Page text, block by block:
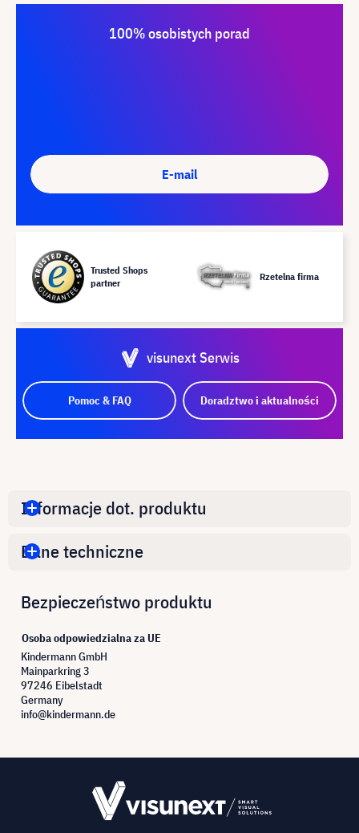
100% osobistych porad
E-mail
Trusted Shops
partner
Rzetelna firma
visunext Serwis
Pomoc & FAQ Doradztwo i aktualności
Informacje dot. produktu
Dane techniczne
Bezpieczeństwo produktu
Osoba odpowiedzialna za UE
Kindermann GmbH
Mainparkring 3
97246 Eibelstadt
Germany
info@kindermann.de